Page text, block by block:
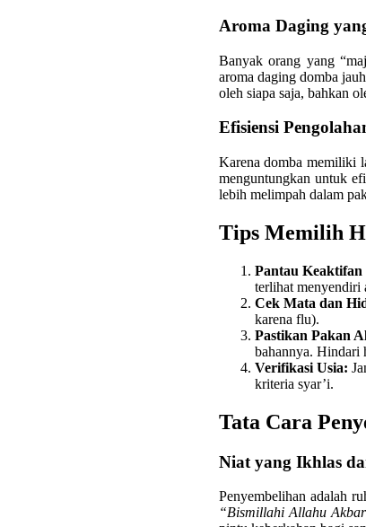
Aroma Daging
Banyak orang yang
aroma daging domba
oleh siapa saja, bahkan
Efisiensi
Karena domba memiliki
menguntungkan untuk
lebih melimpah dalam
Tips Memilih
Pantau Keaktifan
terlihat menyendiri
Cek Mata dan
karena flu).
Pastikan Pakan
bahannya. Hindari
Verifikasi Usia:
kriteria syar’i.
Tata Cara
Niat yang Ikhlas
Penyembelihan adalah
“Bismillahi Allahu